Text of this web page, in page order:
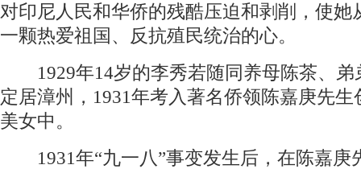
对印尼人民和华侨的残酷压迫和剥削，使她
一颗热爱祖国、反抗殖民统治的心。
1929年14岁的李秀若随同养母陈茶、弟
定居漳州，1931年考入著名侨领陈嘉庚先生
美女中。
1931年“九一八”事变发生后，在陈嘉庚